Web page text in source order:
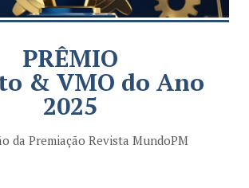
PRÊMIO
& VMO do Ano
2025
da Premiação Revista MundoPM